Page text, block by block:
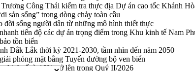
Công Thái kiểm tra thực địa Dự án cao tốc Khánh
sản sống” trong dòng chảy toàn cầu
đời sống người dân từ những mô hình thiết thực
tiến độ các dự án trọng điểm trong Khu kinh tế Nam
tồn biển
Đắk Lắk thời kỳ 2021-2030, tầm nhìn đến năm 2050
phóng mặt bằng Tuyến đường bộ ven biển
kinh tế từ 10% trở lên trong Quý II/2026